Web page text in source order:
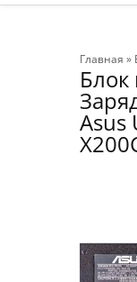
Главная »
Блок
Asus